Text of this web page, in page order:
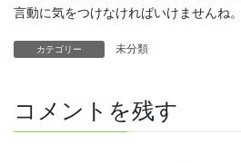
言動に気をつけなければいけませんね。
カテゴリー 未分類
コメントを残す